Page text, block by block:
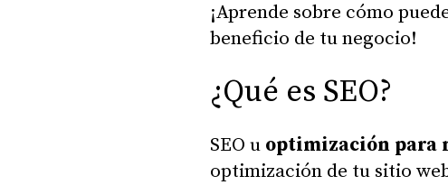
¡Aprende sobre cómo
beneficio de tu negocio!
¿Qué es SEO?
SEO u optimización para
optimización de tu sitio